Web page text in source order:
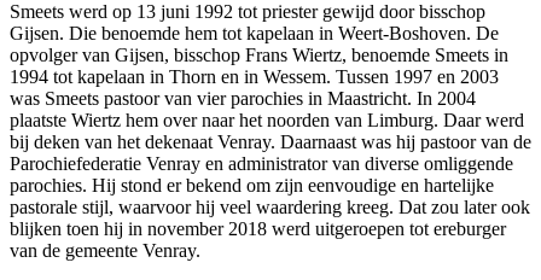
Smeets werd op 13 juni 1992 tot priester gewijd door bisschop
Gijsen. Die benoemde hem tot kapelaan in Weert-Boshoven. De
opvolger van Gijsen, bisschop Frans Wiertz, benoemde Smeets in
1994 tot kapelaan in Thorn en in Wessem. Tussen 1997 en 2003
was Smeets pastoor van vier parochies in Maastricht. In 2004
plaatste Wiertz hem over naar het noorden van Limburg. Daar werd
bij deken van het dekenaat Venray. Daarnaast was hij pastoor van de
Parochiefederatie Venray en administrator van diverse omliggende
parochies. Hij stond er bekend om zijn eenvoudige en hartelijke
pastorale stijl, waarvoor hij veel waardering kreeg. Dat zou later ook
blijken toen hij in november 2018 werd uitgeroepen tot ereburger
van de gemeente Venray.